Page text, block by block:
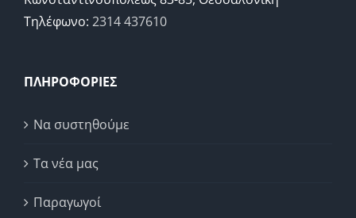
Τηλέφωνο: 2314 437610
ΠΛΗΡΟΦΟΡΙΕΣ
Να συστηθούμε
Τα νέα μας
Παραγωγοί